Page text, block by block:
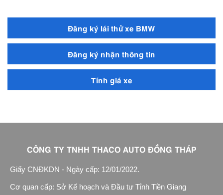
Đăng ký lái thử xe BMW
Đăng ký nhận thông tin
Tính giá xe
CÔNG TY TNHH THACO AUTO ĐỒNG THÁP
Giấy CNĐKDN - Ngày cấp: 12/01/2022.
Cơ quan cấp: Sở Kế hoạch và Đầu tư Tỉnh Tiền Giang